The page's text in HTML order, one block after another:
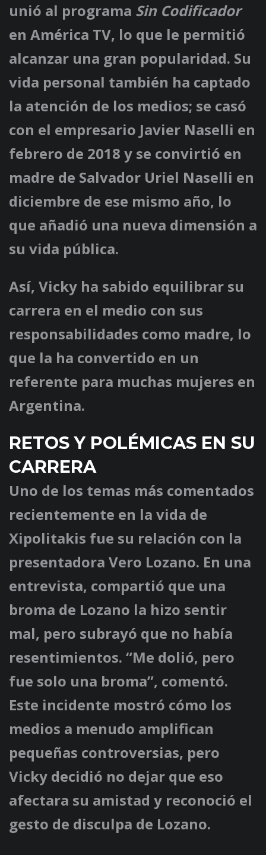
unió al programa Sin Codificador
en América TV, lo que le permitió
alcanzar una gran popularidad. Su
vida personal también ha captado
la atención de los medios; se casó
con el empresario Javier Naselli en
febrero de 2018 y se convirtió en
madre de Salvador Uriel Naselli en
diciembre de ese mismo año, lo
que añadió una nueva dimensión a
su vida pública.
Así, Vicky ha sabido equilibrar su
carrera en el medio con sus
responsabilidades como madre, lo
que la ha convertido en un
referente para muchas mujeres en
Argentina.
RETOS Y POLÉMICAS EN SU
CARRERA
Uno de los temas más comentados
recientemente en la vida de
Xipolitakis fue su relación con la
presentadora Vero Lozano. En una
entrevista, compartió que una
broma de Lozano la hizo sentir
mal, pero subrayó que no había
resentimientos. “Me dolió, pero
fue solo una broma”, comentó.
Este incidente mostró cómo los
medios a menudo amplifican
pequeñas controversias, pero
Vicky decidió no dejar que eso
afectara su amistad y reconoció el
gesto de disculpa de Lozano.